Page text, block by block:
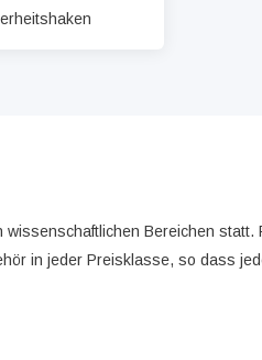
wissenschaftlichen Bereichen
in jeder Preisklasse, so dass